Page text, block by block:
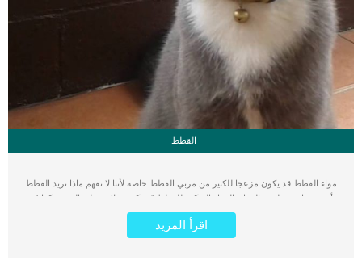
القطط
مواء القطط قد يكون مزعجا للكثير من مربي القطط خاصة لأننا لا نفهم ماذا تريد القطط
أن تخبرنا عن طريق المواء. المواء المتكرر للقطط قد يكون علامة على المرض كما قد
يكون علامة على تمام الصحة والعافية لقططتنا المحببة. يتوقف ذلك على طريقة مواء
القطط وكذلك طريقة حركات جسدها أثناء المواء. كما قد يكون سبب مواء القطط متعلقا
بعمر القطط ومراحل نموها. مثال على ذلك القطط الصغيرة دائما ما تقوم بالمواء طوال
اقرأ المزيد